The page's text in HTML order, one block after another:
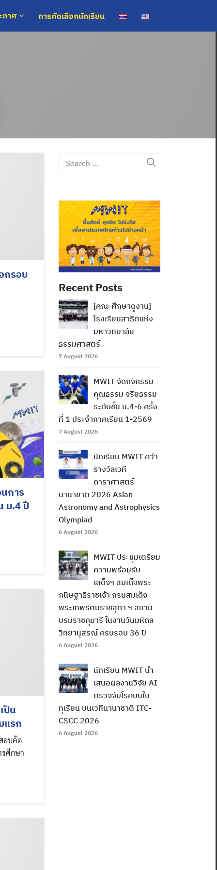
กาศ การคัดเลือกนักเรียน
กรอบ
การ
ม.4 ปี
ป็น
แรก
อบคัด
รศึกษา
Search
for:
Recent Posts
[คณะศึกษาดูงาน]
โรงเรียนสาธิตแห่ง
มหาวิทยาลัย
ธรรมศาสตร์
7 August 2026
MWIT จัดกิจกรรม
คุณธรรม จริยธรรม
ระดับชั้น ม.4-6 ครั้ง
ที่ 1 ประจำภาคเรียน 1-2569
7 August 2026
นักเรียน MWIT คว้า
รางวัลเวที
ดาราศาสตร์
นานาชาติ 2026 Asian
Astronomy and Astrophysics
Olympiad
6 August 2026
MWIT ประชุมเตรียม
ความพร้อมรับ
เสด็จฯ สมเด็จพระ
กนิษฐาธิราชเจ้า กรมสมเด็จ
พระเทพรัตนราชสุดา ฯ สยาม
บรมราชกุมารี ในงานวันมหิดล
วิทยานุสรณ์ ครบรอบ 36 ปี
6 August 2026
นักเรียน MWIT นำ
เสนอผลงานวิจัย AI
ตรวจจับโรคบนใบ
ทุเรียน บนเวทีนานาชาติ ITC-
CSCC 2026
6 August 2026